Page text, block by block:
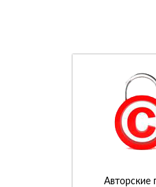
Авторские